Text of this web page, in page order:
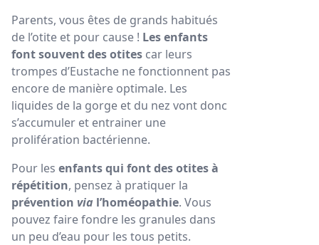
Parents, vous êtes de grands habitués
de l’otite et pour cause ! Les enfants
font souvent des otites car leurs
trompes d’Eustache ne fonctionnent pas
encore de manière optimale. Les
liquides de la gorge et du nez vont donc
s’accumuler et entrainer une
prolifération bactérienne.
Pour les enfants qui font des otites à
répétition, pensez à pratiquer la
prévention via l’homéopathie. Vous
pouvez faire fondre les granules dans
un peu d’eau pour les tous petits.